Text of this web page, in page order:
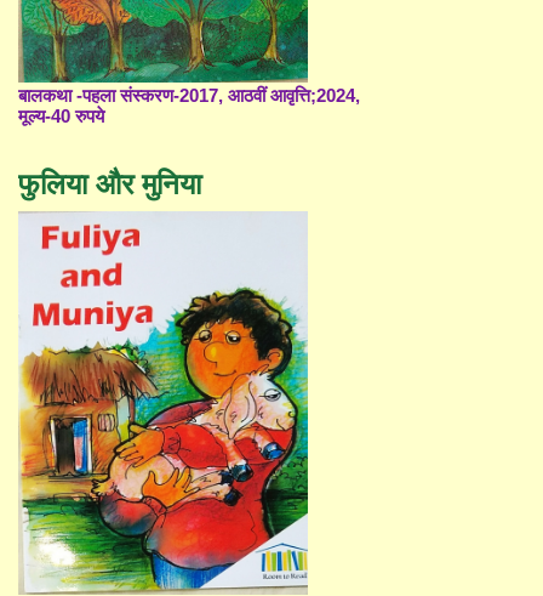
बालकथा -पहला संस्करण-2017, आठवीं आवृत्ति;2024,
मूल्य-40 रुपये
फुलिया और मुनिया